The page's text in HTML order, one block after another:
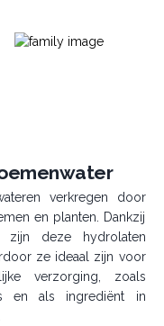
verkregen door
en planten. Dankzij
zijn deze hydrolaten
ze ideaal zijn voor
verzorging, zoals
en als ingrediënt in